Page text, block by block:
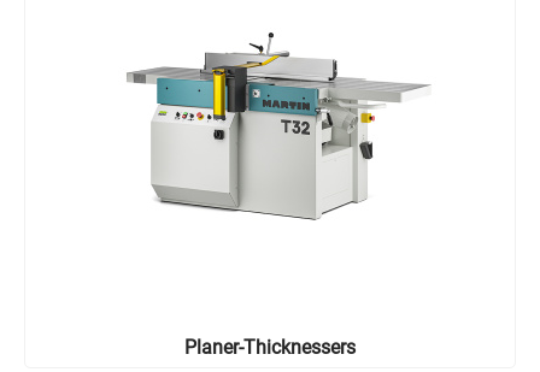
Planer-Thicknessers